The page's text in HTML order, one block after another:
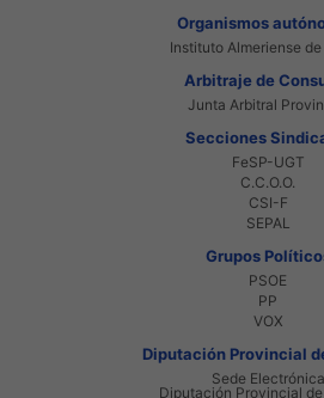
Organismos
Instituto Almeriense
Arbitraje de
Junta Arbitral
Secciones
FeSP-UGT
C.C.O.O.
CSI-F
SEPAL
Grupos
PSOE
PP
VOX
Diputación Provincial
Sede Electrónica
Diputación Provincial